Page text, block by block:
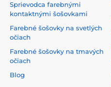
Sprievodca farebnými
kontaktnými šošovkami
Farebné šošovky na svetlých
očiach
Farebné šošovky na tmavých
očiach
Blog